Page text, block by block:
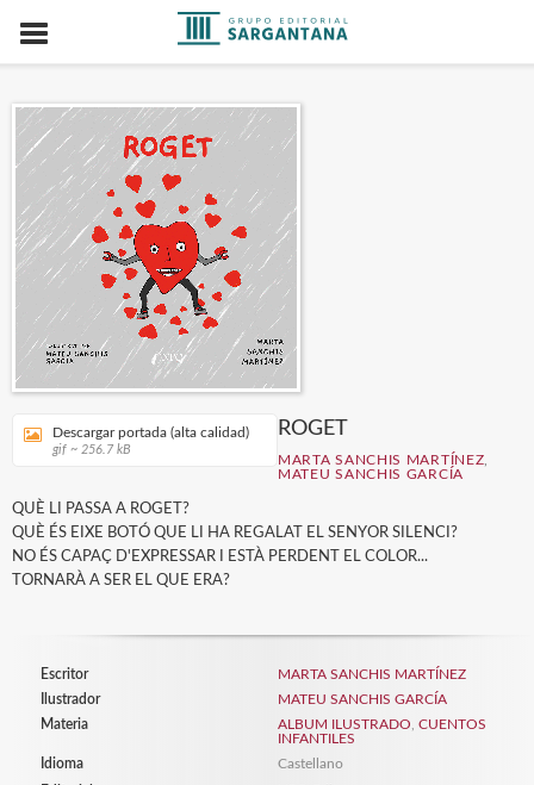
Descargar portada (alta calidad)
gif ~ 256.7 kB
ROGET
MARTA SANCHIS MARTÍNEZ
MATEU SANCHIS GARCÍA
QUÈ LI PASSA A ROGET?
QUÈ ÉS EIXE BOTÓ QUE LI HA REGALAT EL SENYOR SILENCI?
NO ÉS CAPAÇ D'EXPRESSAR I ESTÀ PERDENT EL COLOR...
TORNARÀ A SER EL QUE ERA?
Escritor
MARTA SANCHIS MARTÍNEZ
Ilustrador
MATEU SANCHIS GARCÍA
Materia
ALBUM ILUSTRADO CUENTOS
INFANTILES
Idioma
Castellano